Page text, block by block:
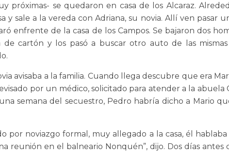
próximas- se quedaron en casa de los Alcaraz.
y sale a la vereda con Adriana, su novia. Allí ven pasar
enfrente de la casa de los Campos. Se bajaron dos
cartón y los pasó a buscar otro auto de las
avisaba a la familia. Cuando llega descubre que era
por un médico, solicitado para atender a la
semana del secuestro, Pedro habría dicho a Mario
por noviazgo formal, muy allegado a la casa, él
reunión en el balneario Nonquén”, dijo. Dos días antes